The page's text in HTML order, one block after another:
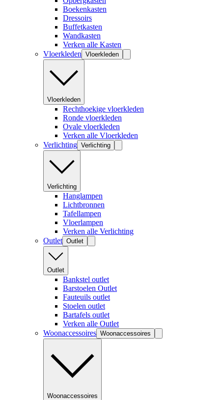
Boekenkasten
Dressoirs
Buffetkasten
Wandkasten
Verken alle Kasten
Vloerkleden Vloerkleden
Vloerkleden
Rechthoekige vloerkleden
Ronde vloerkleden
Ovale vloerkleden
Verken alle Vloerkleden
Verlichting Verlichting
Verlichting
Hanglampen
Lichtbronnen
Tafellampen
Vloerlampen
Verken alle Verlichting
Outlet Outlet
Outlet
Bankstel outlet
Barstoelen Outlet
Fauteuils outlet
Stoelen outlet
Bartafels outlet
Verken alle Outlet
Woonaccessoires Woonaccessoires
Woonaccessoires